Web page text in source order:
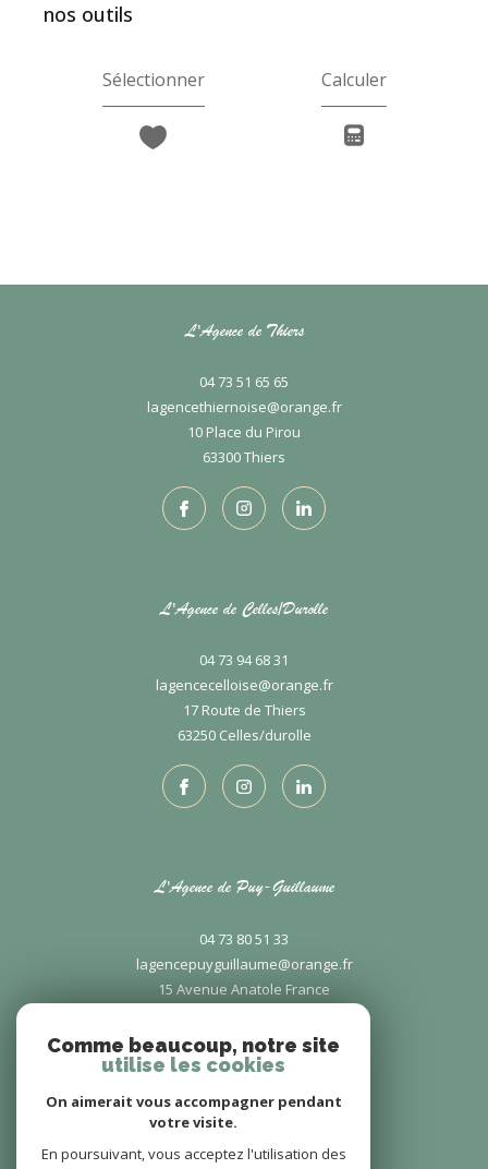
nos outils
Sélectionner Calculer
L'Agence de Thiers
04 73 51 65 65
lagencethiernoise@orange.fr
10 Place du Pirou
63300
thiers
L'Agence de Celles/Durolle
04 73 94 68 31
lagencecelloise@orange.fr
17 Route de Thiers
63250 celles/durolle
L'Agence de Puy-Guillaume
04 73 80 51 33
lagencepuyguillaume@orange.fr
15 Avenue Anatole France
Comme beaucoup, notre site
utilise les cookies
On aimerait vous accompagner pendant
votre visite.
En poursuivant, vous acceptez l'utilisation des